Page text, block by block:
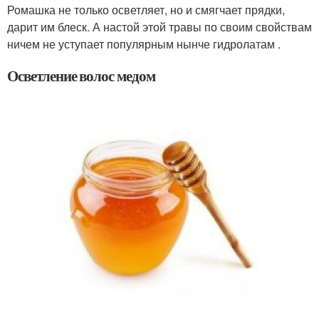
Ромашка не только осветляет, но и смягчает прядки,
дарит им блеск. А настой этой травы по своим свойствам
ничем не уступает популярным нынче гидролатам .
Осветление волос медом